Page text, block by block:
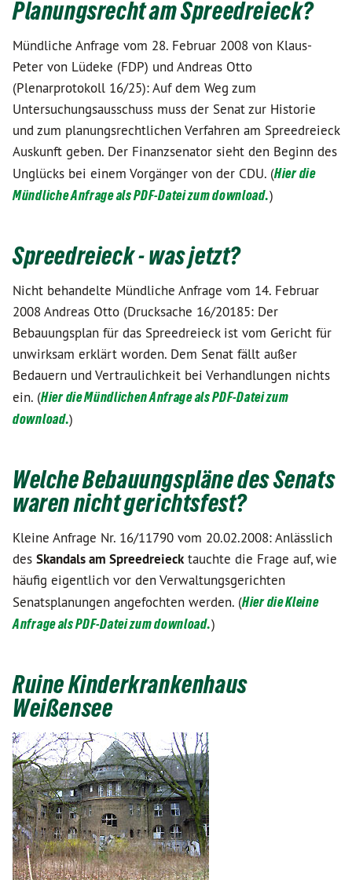
Planungsrecht am Spreedreieck?
Mündliche Anfrage vom 28. Februar 2008 von Klaus-
Peter von Lüdeke (FDP) und Andreas Otto
(Plenarprotokoll 16/25): Auf dem Weg zum
Untersuchungsausschuss muss der Senat zur Historie
und zum planungsrechtlichen Verfahren am Spreedreieck
Auskunft geben. Der Finanzsenator sieht den Beginn des
Unglücks bei einem Vorgänger von der CDU. (Hier die
Mündliche Anfrage als PDF-Datei zum download.)
Spreedreieck - was jetzt?
Nicht behandelte Mündliche Anfrage vom 14. Februar
2008 Andreas Otto (Drucksache 16/20185: Der
Bebauungsplan für das Spreedreieck ist vom Gericht für
unwirksam erklärt worden. Dem Senat fällt außer
Bedauern und Vertraulichkeit bei Verhandlungen nichts
ein. (Hier die Mündlichen Anfrage als PDF-Datei zum
download.)
Welche Bebauungspläne des Senats
waren nicht gerichtsfest?
Kleine Anfrage Nr. 16/11790 vom 20.02.2008: Anlässlich
des Skandals am Spreedreiecktauchte die Frage auf, wie
häufig eigentlich vor den Verwaltungsgerichten
Senatsplanungen angefochten werden. (Hier die Kleine
Anfrage als PDF-Datei zum download.)
Ruine Kinderkrankenhaus
Weißensee